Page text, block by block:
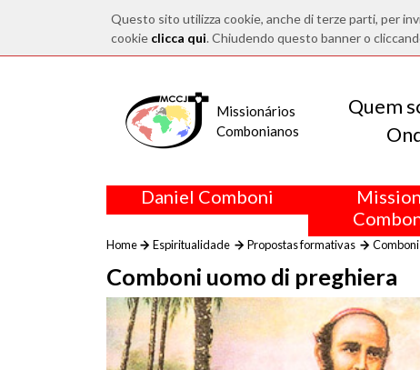
Questo sito utilizza cookie, anche di terze parti, per
cookie clicca qui. Chiudendo questo banner o
Missionários
Combonianos
Quem
Daniel Comboni
Home Espiritualidade Propostas formativas
Comboni uomo di preghiera